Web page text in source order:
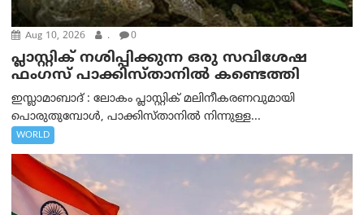
Aug 10, 2026 . 0
പ്ലാസ്റ്റിക് നശിപ്പിക്കുന്ന ഒരു സവിശേഷ
ഫംഗസ് പാക്കിസ്താനിൽ കണ്ടെത്തി
ഇസ്ലാമാബാദ് : ലോകം പ്ലാസ്റ്റിക് മലിനീകരണവുമായി
പൊരുതുമ്പോൾ, പാക്കിസ്താനിൽ നിന്നുള്ള...
WORLD